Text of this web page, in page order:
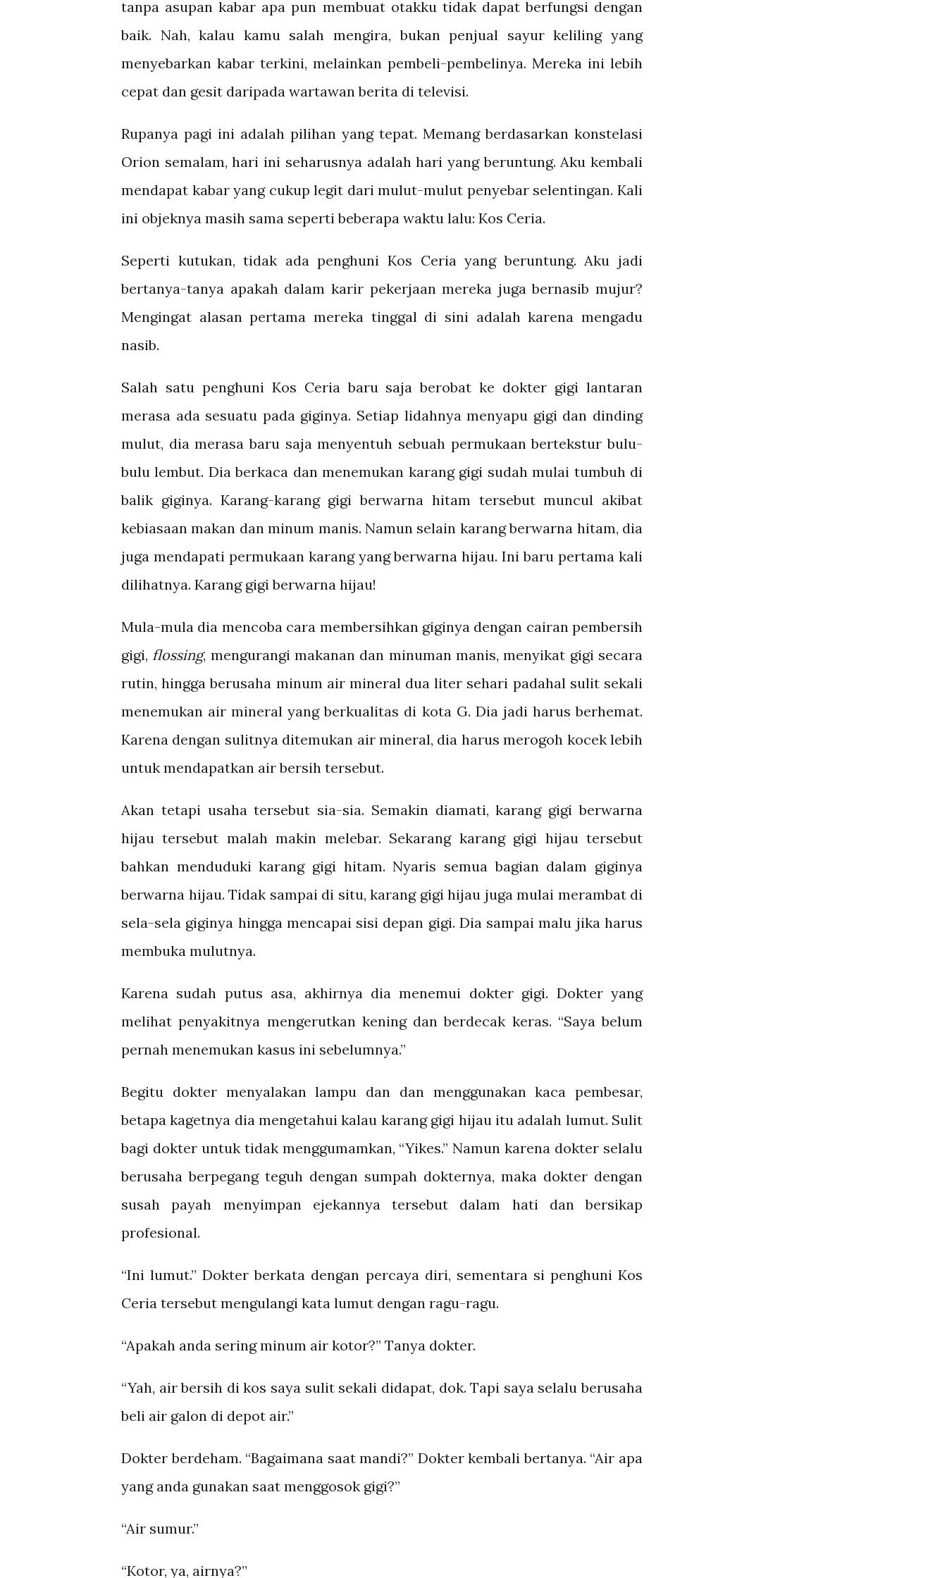
tanpa asupan kabar apa pun membuat otakku tidak dapat berfungsi dengan
baik. Nah, kalau kamu salah mengira, bukan penjual sayur keliling yang
menyebarkan kabar terkini, melainkan pembeli-pembelinya. Mereka ini lebih
cepat dan gesit daripada wartawan berita di televisi.
Rupanya pagi ini adalah pilihan yang tepat. Memang berdasarkan konstelasi
Orion semalam, hari ini seharusnya adalah hari yang beruntung. Aku kembali
mendapat kabar yang cukup legit dari mulut-mulut penyebar selentingan. Kali
ini objeknya masih sama seperti beberapa waktu lalu: Kos Ceria.
Seperti kutukan, tidak ada penghuni Kos Ceria yang beruntung. Aku jadi
bertanya-tanya apakah dalam karir pekerjaan mereka juga bernasib mujur?
Mengingat alasan pertama mereka tinggal di sini adalah karena mengadu
nasib.
Salah satu penghuni Kos Ceria baru saja berobat ke dokter gigi lantaran
merasa ada sesuatu pada giginya. Setiap lidahnya menyapu gigi dan dinding
mulut, dia merasa baru saja menyentuh sebuah permukaan bertekstur bulu-
bulu lembut. Dia berkaca dan menemukan karang gigi sudah mulai tumbuh di
balik giginya. Karang-karang gigi berwarna hitam tersebut muncul akibat
kebiasaan makan dan minum manis. Namun selain karang berwarna hitam, dia
juga mendapati permukaan karang yang berwarna hijau. Ini baru pertama kali
dilihatnya. Karang gigi berwarna hijau!
Mula-mula dia mencoba cara membersihkan giginya dengan cairan pembersih
gigi, flossing, mengurangi makanan dan minuman manis, menyikat gigi secara
rutin, hingga berusaha minum air mineral dua liter sehari padahal sulit sekali
menemukan air mineral yang berkualitas di kota G. Dia jadi harus berhemat.
Karena dengan sulitnya ditemukan air mineral, dia harus merogoh kocek lebih
untuk mendapatkan air bersih tersebut.
Akan tetapi usaha tersebut sia-sia. Semakin diamati, karang gigi berwarna
hijau tersebut malah makin melebar. Sekarang karang gigi hijau tersebut
bahkan menduduki karang gigi hitam. Nyaris semua bagian dalam giginya
berwarna hijau. Tidak sampai di situ, karang gigi hijau juga mulai merambat di
sela-sela giginya hingga mencapai sisi depan gigi. Dia sampai malu jika harus
membuka mulutnya.
Karena sudah putus asa, akhirnya dia menemui dokter gigi. Dokter yang
melihat penyakitnya mengerutkan kening dan berdecak keras. “Saya belum
pernah menemukan kasus ini sebelumnya.”
Begitu dokter menyalakan lampu dan dan menggunakan kaca pembesar,
betapa kagetnya dia mengetahui kalau karang gigi hijau itu adalah lumut. Sulit
bagi dokter untuk tidak menggumamkan, “Yikes.” Namun karena dokter selalu
berusaha berpegang teguh dengan sumpah dokternya, maka dokter dengan
susah payah menyimpan ejekannya tersebut dalam hati dan bersikap
profesional.
“Ini lumut.” Dokter berkata dengan percaya diri, sementara si penghuni Kos
Ceria tersebut mengulangi kata lumut dengan ragu-ragu.
“Apakah anda sering minum air kotor?” Tanya dokter.
“Yah, air bersih di kos saya sulit sekali didapat, dok. Tapi saya selalu berusaha
beli air galon di depot air.”
Dokter berdeham. “Bagaimana saat mandi?” Dokter kembali bertanya. “Air apa
yang anda gunakan saat menggosok gigi?”
“Air sumur.”
“Kotor, ya, airnya?”